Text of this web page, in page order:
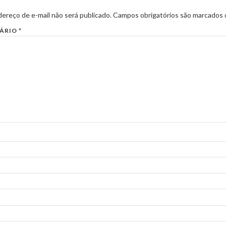
de e-mail não será publicado.Campos obrigatórios são marcados
*